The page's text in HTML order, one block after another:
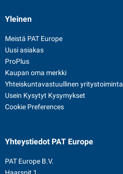
Yleinen
Meistä PAT Europe
Uusi asiakas
ProPlus
Kaupan oma merkki
Yhteiskuntavastuullinen yritystoiminta
Usein Kysytyt Kysymykset
Cookie Preferences
YhteystiedotPAT Europe
PAT Europe B.V.